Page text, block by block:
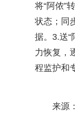
将“阿侬”
状态；同
据。3.送“
力恢复，
程监护和
来源